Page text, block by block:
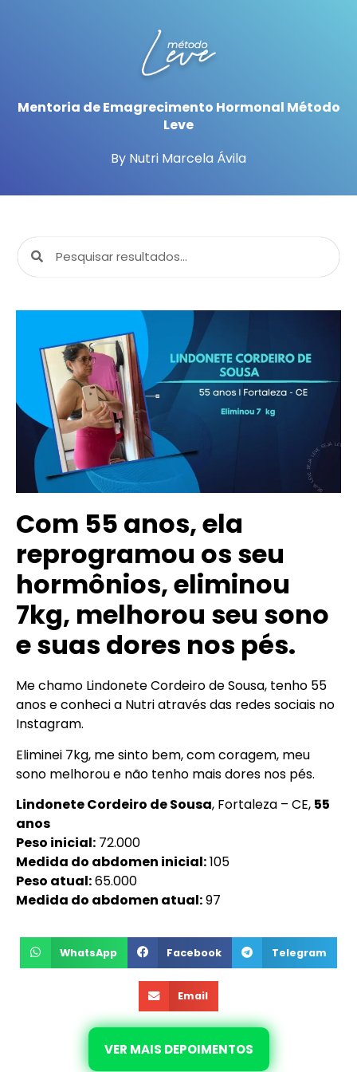
Mentoria de Emagrecimento Hormonal Método
Leve
By Nutri Marcela Ávila
Com 55 anos, ela
reprogramou os seu
hormônios, eliminou
7kg, melhorou seu sono
e suas dores nos pés.
Me chamo Lindonete Cordeiro de Sousa, tenho 55
anos e conheci a Nutri através das redes sociais no
Instagram.
Eliminei 7kg, me sinto bem, com coragem, meu
sono melhorou e não tenho mais dores nos pés.
Lindonete Cordeiro de Sousa, Fortaleza – CE, 55
anos
Peso inicial: 72.000
Medida do abdomen inicial:105
Peso atual:65.000
Medida do abdomen atual:97
WhatsApp Facebook Telegram
Email
VER MAIS DEPOIMENTOS